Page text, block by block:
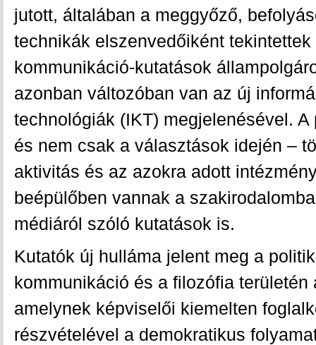
jutott, általában a meggyőző,
technikák elszenvedőiként
kommunikáció-kutatások
azonban változóban van az új
technológiák (IKT) megjelenésével.
és nem csak a választások idején –
aktivitás és az azokra adott
beépülőben vannak a
médiáról szóló kutatások is.
Kutatók új hulláma jelent meg a
kommunikáció és a filozófia
amelynek képviselői kiemelten
részvételével a demokratikus